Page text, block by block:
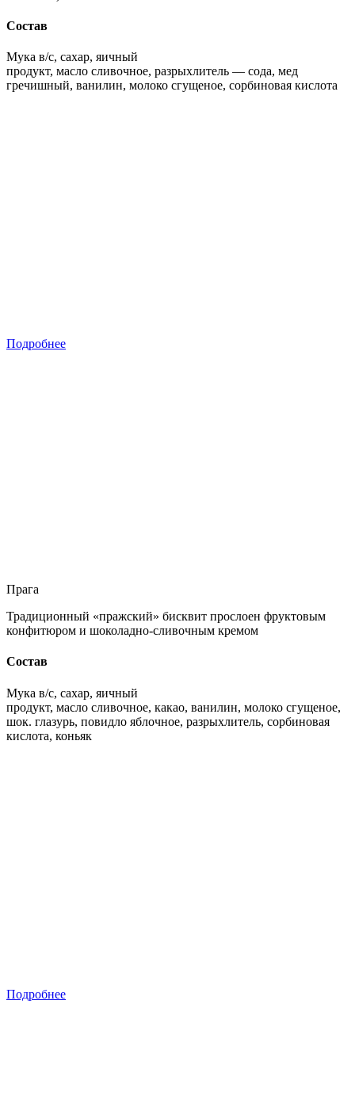
Состав
Мука в/с, сахар, яичный
продукт, масло сливочное, разрыхлитель — сода, мед
гречишный, ванилин, молоко сгущеное, сорбиновая кислота
Подробнее
Прага
Традиционный «пражский» бисквит прослоен фруктовым
конфитюром и шоколадно-сливочным кремом
Состав
Мука в/с, сахар, яичный
продукт, масло сливочное, какао, ванилин, молоко сгущеное,
шок. глазурь, повидло яблочное, разрыхлитель, сорбиновая
кислота, коньяк
Подробнее